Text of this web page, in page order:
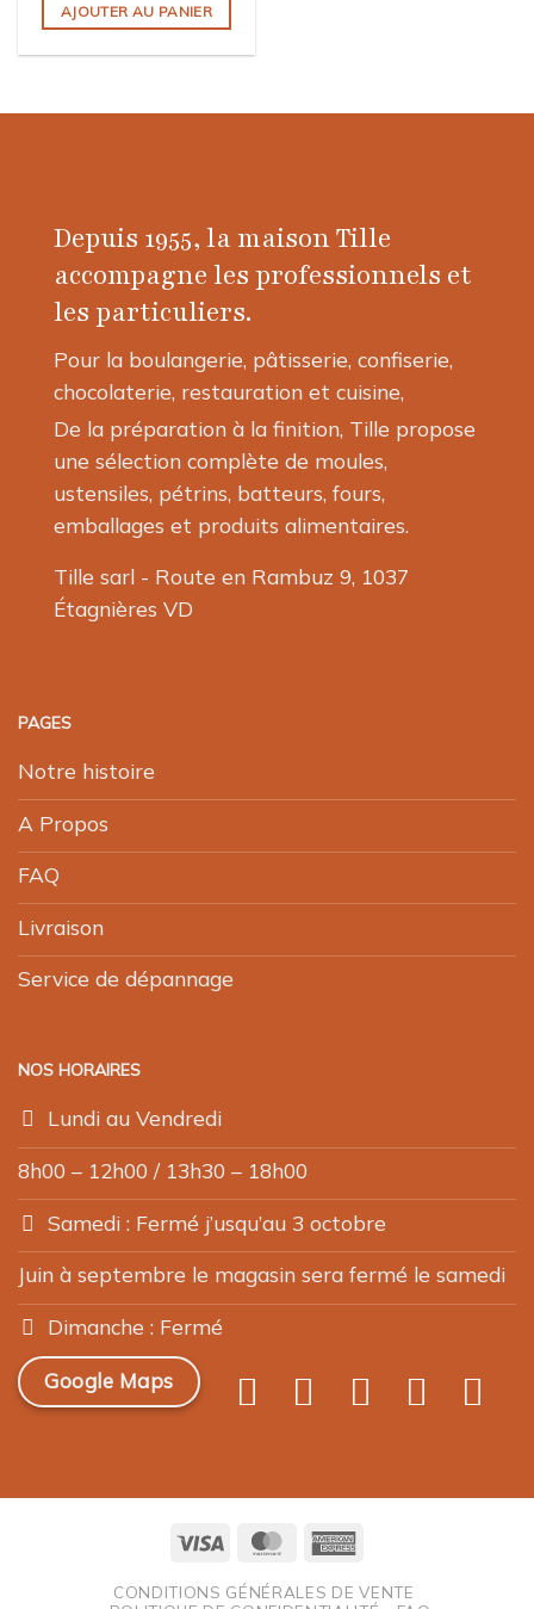
AJOUTER AU PANIER
Depuis 1955, la maison Tille
accompagne les professionnels et
les particuliers.
Pour la boulangerie, pâtisserie, confiserie,
chocolaterie, restauration et cuisine,
De la préparation à la finition, Tille propose
une sélection complète de moules,
ustensiles, pétrins, batteurs, fours,
emballages et produits alimentaires.
Tille sarl - Route en Rambuz 9, 1037
Étagnières VD
PAGES
Notre histoire
A Propos
FAQ
Livraison
Service de dépannage
NOS HORAIRES
Lundi au Vendredi
8h00 – 12h00 / 13h30 – 18h00
Samedi : Fermé j’usqu’au 3 octobre
Juin à septembre le magasin sera fermé le samedi
Dimanche : Fermé
Google Maps
Visa MasterCard
CONDITIONS GÉNÉRALES DE VENTE